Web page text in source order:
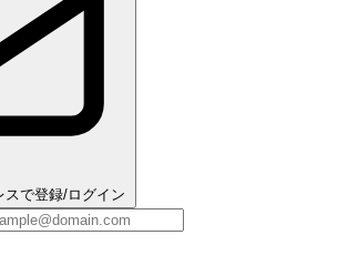
スで登録/ログイン